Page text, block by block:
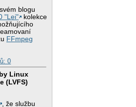
blogu
"Lei"
kolekce
FFmpeg
0
Linux
(LVFS)
, že službu